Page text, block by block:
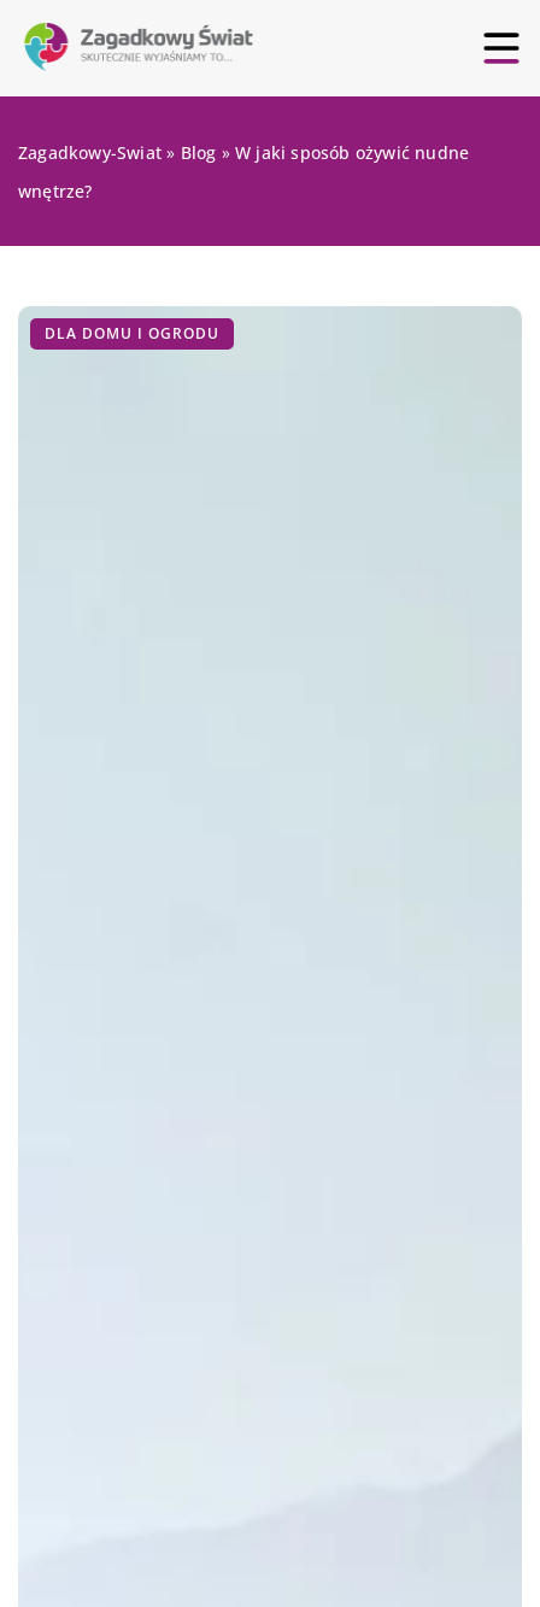
Zagadkowy-Swiat » Blog »W jaki sposób ożywić nudne
wnętrze?
DLA DOMU I OGRODU